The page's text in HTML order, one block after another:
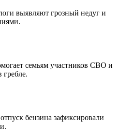
выявляют грозный недуг и
семьям участников СВО и
бензина зафиксировали